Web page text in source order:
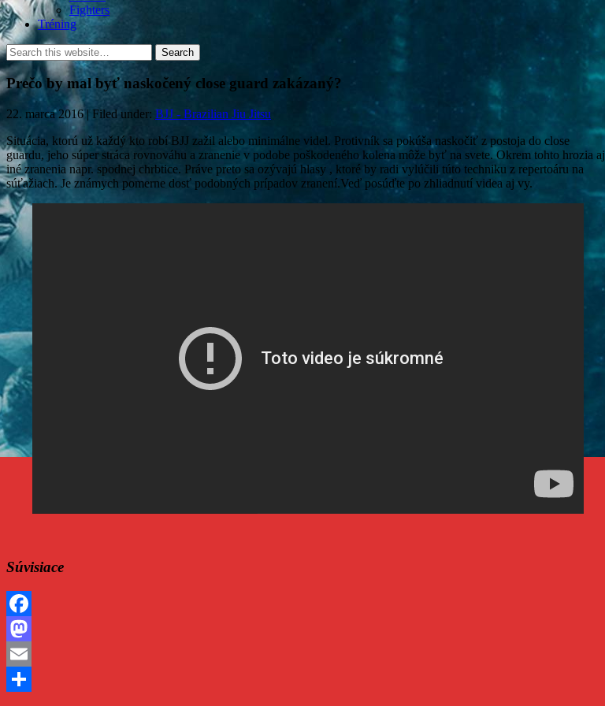
Fighters
Tréning
Prečo by mal byť naskočený close guard zakázaný?
22. marca 2016 | Filed under: BJJ - Brazilian Jiu Jitsu
Situácia, ktorú už každý kto robí BJJ zažil alebo minimálne videl. Protivník sa pokúša naskočiť z postoja do close
guardu, jeho súper stráca rovnováhu a zranenie v podobe poškodeného kolena môže byť na svete. Okrem tohto hrozia aj
iné zranenia napr. spodnej chrbtice. Práve preto sa ozývajú hlasy , ktoré by radi vylúčili túto techniku z repertoáru na
súťažiach. Je známych pomerne dosť podobných prípadov zranení.Veď posúďte po zhliadnutí videa aj vy.
Súvisiace
Facebook
Mastodon
Email